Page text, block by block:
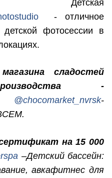
Детская
- отличное
фотосессии в
сладостей
-
@chocomarket_nvrsk-
на 15 000
–Детский бассейн:
авкафитнес для